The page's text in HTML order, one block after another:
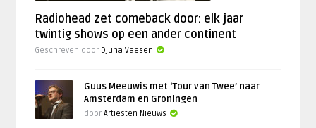
Radiohead zet comeback door: elk jaar
twintig shows op een ander continent
Geschreven door Djuna Vaesen
Guus Meeuwis met ‘Tour van Twee’ naar
Amsterdam en Groningen
doorArtiesten Nieuws